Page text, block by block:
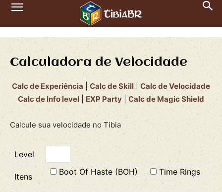
Calculadora de Velocidade
Calc de Experiência Calc de Skill
Calc de Velocidade
Calc de Info level
EXP Party Calc de Magic Shield
Calcule sua velocidade no Tibia
Level
Itens Boot Of Haste (BOH) Time Rings